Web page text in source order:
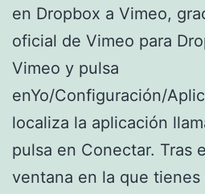
en Dropbox a Vimeo,
oficial de Vimeo para
Vimeo y pulsa
enYo/Configuración/
localiza la aplicación
pulsa en Conectar. Tras
ventana en la que tienes